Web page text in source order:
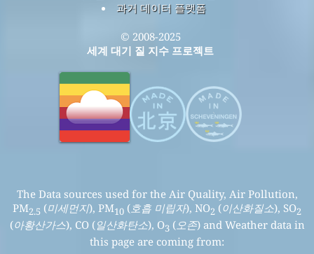
과거 데이터 플랫폼
© 2008-2025
세계 대기 질 지수 프로젝트
The Data sources used for the Air Quality, Air Pollution,
PM2.5 (미세먼지), PM10 (호흡 미립자), NO2 (이산화질소), SO2
(아황산가스), CO (일산화탄소), O3 (오존) and Weather data in
this page are coming from: